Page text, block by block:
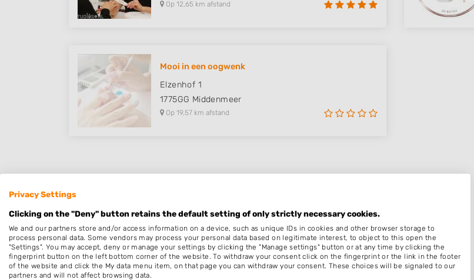
Op 12,65 km afstand
Mooi in een oogwenk
Elzenhof 1
1775GG Middenmeer
Op 19,57 km afstand
Plaatsen in de buurt
Breezand Huisduinen
Anna Paulowna
Den Helder
Oudesluis
Wieringerwaard
Westerland
Sint Maartensvlotbrug
Privacy Settings
Clicking on the "Deny" button retains the default setting of only strictly necessary cookies.
We and our partners store and/or access information on a device, such as unique IDs in cookies and other browser storage to
process personal data. Some vendors may process your personal data based on legitimate interest, to object to this open the
"Settings". You may accept, deny or manage your settings by clicking the "Manage settings" button or at any time by clicking the
fingerprint button on the left bottom corner of the website. To withdraw your consent click on the fingerprint or the link in the footer
of the website and click the My data menu item, on that page you can withdraw your consent. These choices will be signaled to our
partners and will not affect browsing data.